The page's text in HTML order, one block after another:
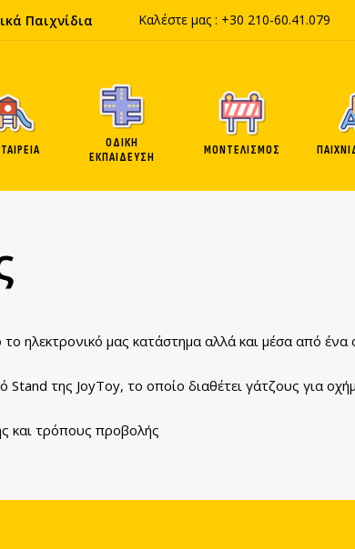
Παιχνίδια Καλέστε μας : +30 210-60.41.079
ΟΔΙΚΗ
ΕΚΠΑΙΔΕΥΣΗ
ΜΟΝΤΕΛΙΣΜΟΣ
το ηλεκτρονικό μας κατάστημα αλλά και μέσα από
Stand της JoyToy, το οποίο διαθέτει γάτζους για
και τρόπους προβολής